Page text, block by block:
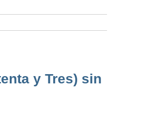
y Tres) sin